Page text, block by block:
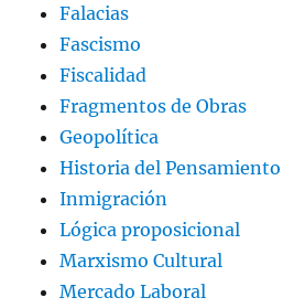
Falacias
Fascismo
Fiscalidad
Fragmentos de Obras
Geopolítica
Historia del
Inmigración
Lógica proposicional
Marxismo Cultural
Mercado Laboral